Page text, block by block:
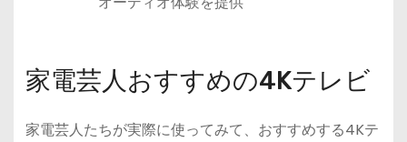
家電芸人おすすめの4Kテレビ
家電芸人たちが実際に使ってみて、おすすめする4Kテ